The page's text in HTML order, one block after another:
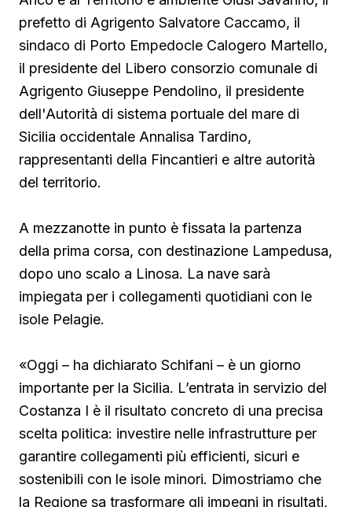
prefetto di Agrigento Salvatore Caccamo, il
sindaco di Porto Empedocle Calogero Martello,
il presidente del Libero consorzio comunale di
Agrigento Giuseppe Pendolino, il presidente
dell'Autorità di sistema portuale del mare di
Sicilia occidentale Annalisa Tardino,
rappresentanti della Fincantieri e altre autorità
del territorio.
A mezzanotte in punto è fissata la partenza
della prima corsa, con destinazione Lampedusa,
dopo uno scalo a Linosa. La nave sarà
impiegata per i collegamenti quotidiani con le
isole Pelagie.
«Oggi – ha dichiarato Schifani – è un giorno
importante per la Sicilia. L’entrata in servizio del
Costanza I è il risultato concreto di una precisa
scelta politica: investire nelle infrastrutture per
garantire collegamenti più efficienti, sicuri e
sostenibili con le isole minori. Dimostriamo che
la Regione sa trasformare gli impegni in risultati,